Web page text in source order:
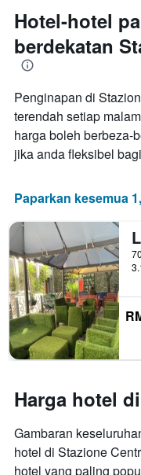
Hotel-hotel
berdekatan
Penginapan di
terendah setiap
harga boleh berbeza-
jika anda fleksibel
Paparkan kesemua
Harga hotel
Gambaran
hotel di Stazione
hotel yang paling